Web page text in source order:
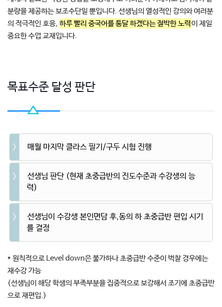
분량을 제공하는 보조수단일 뿐입니다. 선생님의 열성적인 강의와 여러분
의 적극적인 호응, 하루 빨리 중국어를 통달 하겠다는 절박한 노력이 제일
중요한 수업 교재입니다.
목표수준 달성 판단
매월 마지막 클라스 필기/구두 시험 진행
선생님 판단 (현재 초중급반의 진도수준과 수강생의 능
력)
선생님이 수강생 본인면담 후,동의 하 초중급반 편입 시기
를 결정
* 원칙적으로 Level down은 불가하나 초중급반 수준이 벅찰 경우에는
재수강 가능
(선생님이 해당 학생의 부족부분을 집중적으로 보강해서 조기에 초중급반
으로 재편입.)